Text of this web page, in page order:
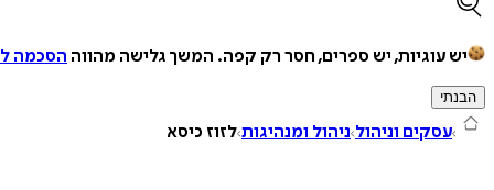
יש עוגיות, יש ספרים, חסר רק קפה. המשך גלישה מהווה הסכמה
הבנתי
עסקים וניהול ניהול ומנהיגות לזוז כיסא